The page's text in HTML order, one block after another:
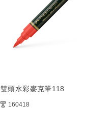
雙頭水彩麥克筆118
160418